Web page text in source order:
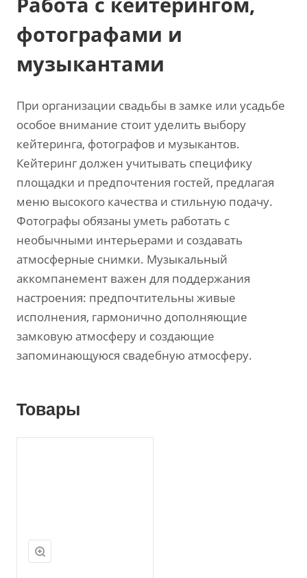
фотографами и
музыкантами
При организации свадьбы в замке или усадьбе
особое внимание стоит уделить выбору
кейтеринга‚ фотографов и музыкантов.
Кейтеринг должен учитывать специфику
площадки и предпочтения гостей‚ предлагая
меню высокого качества и стильную подачу.
Фотографы обязаны уметь работать с
необычными интерьерами и создавать
атмосферные снимки. Музыкальный
аккомпанемент важен для поддержания
настроения: предпочтительны живые
исполнения‚ гармонично дополняющие
замковую атмосферу и создающие
запоминающуюся свадебную атмосферу.
Товары